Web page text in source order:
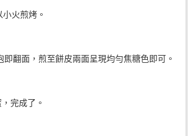
火煎烤。
翻面，煎至餅皮兩面呈現均勻焦糖色即可。
完成了。